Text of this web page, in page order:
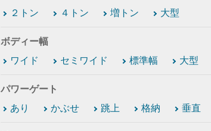
２トン
４トン 増トン 大型
ボディー幅
ワイド
セミワイド 標準幅 大型
パワーゲート
あり
かぶせ 跳上 格納 垂直